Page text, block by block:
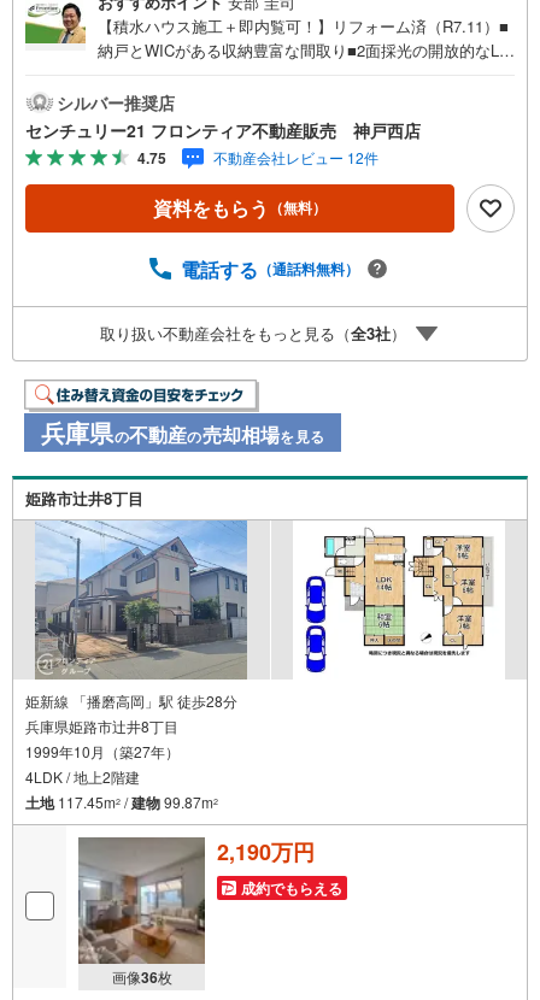
【積水ハウス施工＋即内覧可！】リフォーム済（R7.11）■
納戸とWICがある収納豊富な間取り■2面採光の開放的なLD
がある暮らしをスタートできます・2面採光の居室が多く明
るい室内です・耐用年数が長く、耐久性が高い軽量鉄骨・
遮るものがないカウンターキッチンはご家族との会話を楽
しめます・LDK18.8帖と開放感のある空間 リフォーム内
容・外壁、屋根塗装・全室クロス張替、フローリング上張
り・キッチン、浴室、洗面台、トイレ、建具新調など 立
分 弊社が選ばれる理由 1.お金の扱い方のプロ、ファイナン
にも対応できる売却専門チームあり！3.たくさんの銀行と
繋がりがあるため、最も低金利になるように審査が可能！
4.物件のお引渡し後に必要になったお家のリフォームも弊
社のリフォームプランナーがご提案！
シルバー推奨店
センチュリー21 フロンティア不動産販売 神戸西店
4.75 不動産会社レビュー 12件
資料をもらう （無料）
電話する （通話料無料）
取り扱い不動産会社をもっと見る（全3社）
兵庫県の不動産の売却相場を見る
姫路市辻井8丁目
姫新線 「播磨高岡」駅 徒歩28分
兵庫県姫路市辻井8丁目
1999年10月（築27年）
4LDK / 地上2階建
土地117.45m2 /建物99.87m2
画像36枚
2,190万円
成約でもらえる